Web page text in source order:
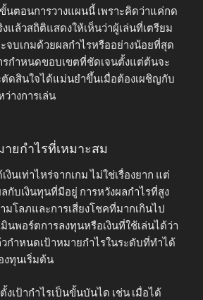
ตอนการวางแผนนี้ เพราะคิดว่าแค่กด
แล้วสถิติแสดงให้เห็นว่าผู้เล่นที่เตรียม
บเกมด้วยผลกำไรหรืออย่างน้อยที่สุด
กำหนดขอบเขตที่ชัดเจนตั้งแต่ต้นจะ
ดสินใจได้แม่นยำขึ้นเมื่อต้องเผชิญกับ
างการเล่น
ยกำไรที่เหมาะสม
งินเท่าไหร่จากเกม ไม่ใช่เรื่องยาก แต่
กับเงินทุนที่มีอยู่ การหวังผลกำไรที่สูง
มโลภและการเสี่ยงโชคที่มากเกินไป
มินพอร์ตการลงทุนหรือเงินที่ใช้เล่นได้ว่า
กำหนดเป้าหมายกำไรในระดับที่ทำได้
งทุนเริ่มต้น
ตั้งเป้ากำไรเป็นขั้นบันได เช่น เมื่อได้